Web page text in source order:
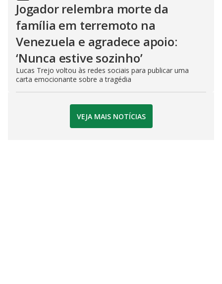
Jogador relembra morte da
família em terremoto na
Venezuela e agradece apoio:
‘Nunca estive sozinho’
Lucas Trejo voltou às redes sociais para publicar uma
carta emocionante sobre a tragédia
VEJA MAIS NOTÍCIAS